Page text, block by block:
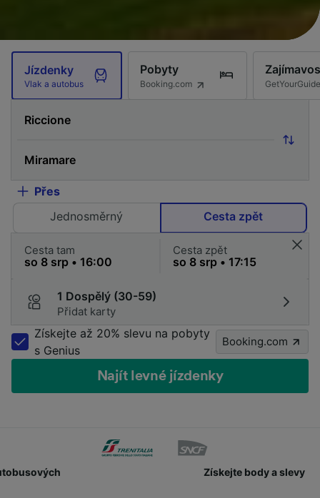
Jízdenky
Vlak a autobus
Pobyty
Booking.com GetYourGuide
Přes
Jednosměrný
Cesta zpět
Cesta tam Cesta zpět
1 Dospělý (30-59)
Přidat karty
Získejte až 20% slevu na pobyty
s Genius
Booking.com
Najít levné jízdenky
Získejte body a slevy